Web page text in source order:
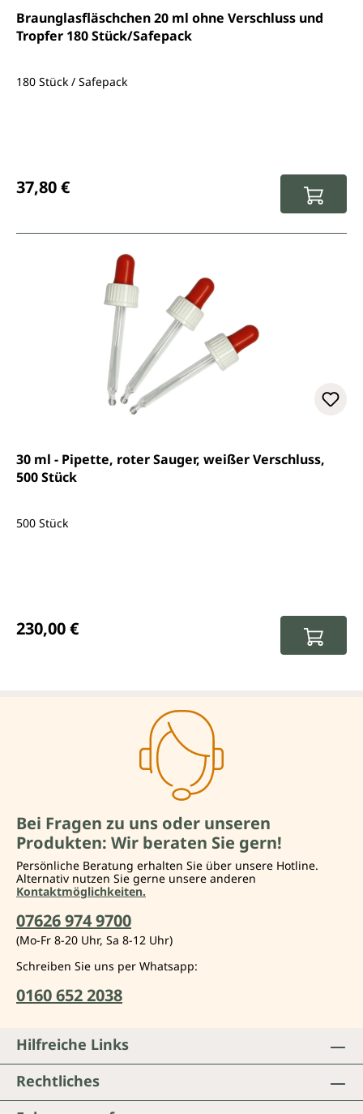
Braunglasfläschchen 20 ml ohne Verschluss und
Tropfer 180 Stück/Safepack
180 Stück / Safepack
37,80 €
30 ml - Pipette, roter Sauger, weißer Verschluss,
500 Stück
500 Stück
230,00 €
Bei Fragen zu uns oder unseren
Produkten: Wir beraten Sie gern!
Persönliche Beratung erhalten Sie über unsere Hotline.
Alternativ nutzen Sie gerne unsere anderen
Kontaktmöglichkeiten.
07626 974 9700
(Mo-Fr 8-20 Uhr, Sa 8-12 Uhr)
Schreiben Sie uns per Whatsapp:
0160 652 2038
Hilfreiche Links
Rechtliches